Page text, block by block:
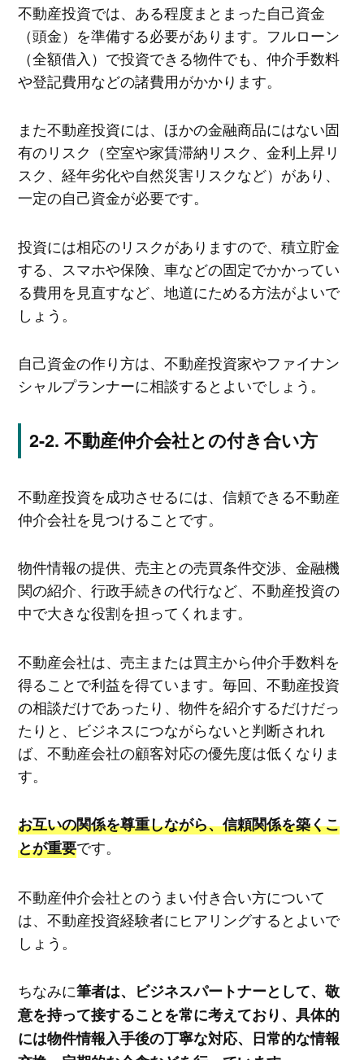
不動産投資では、ある程度まとまった自己資金
（頭金）を準備する必要があります。フルローン
（全額借入）で投資できる物件でも、仲介手数料
や登記費用などの諸費用がかかります。
また不動産投資には、ほかの金融商品にはない固
有のリスク（空室や家賃滞納リスク、金利上昇リ
スク、経年劣化や自然災害リスクなど）があり、
一定の自己資金が必要です。
投資には相応のリスクがありますので、積立貯金
する、スマホや保険、車などの固定でかかってい
る費用を見直すなど、地道にためる方法がよいで
しょう。
自己資金の作り方は、不動産投資家やファイナン
シャルプランナーに相談するとよいでしょう。
不動産仲介会社との付き合い方
不動産投資を成功させるには、信頼できる不動産
仲介会社を見つけることです。
物件情報の提供、売主との売買条件交渉、金融機
関の紹介、行政手続きの代行など、不動産投資の
中で大きな役割を担ってくれます。
不動産会社は、売主または買主から仲介手数料を
得ることで利益を得ています。毎回、不動産投資
の相談だけであったり、物件を紹介するだけだっ
たりと、ビジネスにつながらないと判断されれ
ば、不動産会社の顧客対応の優先度は低くなりま
す。
お互いの関係を尊重しながら、信頼関係を築くこ
とが重要です。
不動産仲介会社とのうまい付き合い方について
は、不動産投資経験者にヒアリングするとよいで
しょう。
ちなみに筆者は、ビジネスパートナーとして、敬
意を持って接することを常に考えており、具体的
には物件情報入手後の丁寧な対応、日常的な情報